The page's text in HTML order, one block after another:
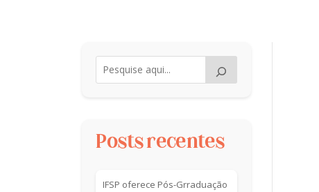
Posts recentes
IFSP oferece Pós-Grraduação